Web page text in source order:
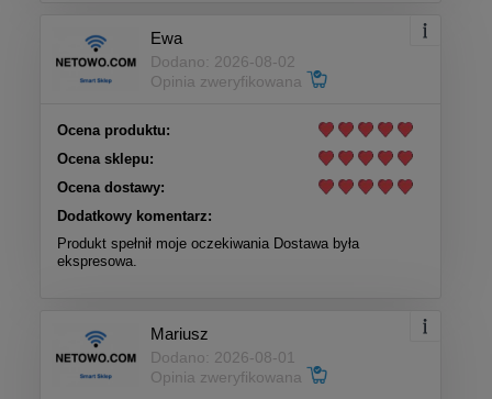
Ewa
Dodano: 2026-08-02
Opinia zweryfikowana
Ocena produktu:
Ocena sklepu:
Ocena dostawy:
Dodatkowy komentarz:
Produkt spełnił moje oczekiwania Dostawa była
ekspresowa.
Mariusz
Dodano: 2026-08-01
Opinia zweryfikowana